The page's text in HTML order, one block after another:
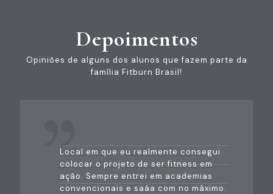
Depoimentos
Opiniões de alguns dos alunos que fazem parte da
família Fitburn Brasil!
Local em que eu realmente consegui
colocar o projeto de ser fitness em
ação. Sempre entrei em academias
convencionais e saáa com no máximo.